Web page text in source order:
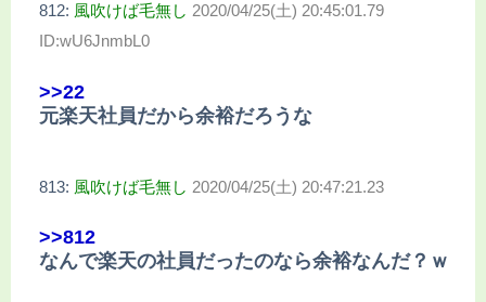
812: 風吹けば毛無し 2020/04/25(土) 20:45:01.79
ID:wU6JnmbL0
>>22
元楽天社員だから余裕だろうな
813: 風吹けば毛無し 2020/04/25(土) 20:47:21.23
>>812
なんで楽天の社員だったのなら余裕なんだ？ｗ